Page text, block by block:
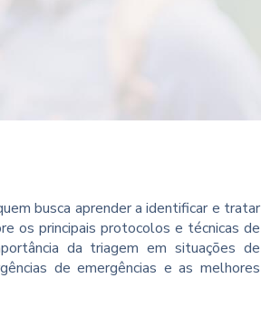
busca aprender a identificar e tratar
os principais protocolos e técnicas de
da triagem em situações de
de emergências e as melhores